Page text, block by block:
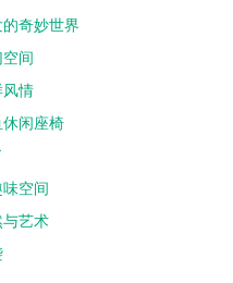
奇妙世界
间
情
闲座椅
空间
艺术